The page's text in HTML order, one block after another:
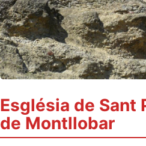
Església de Sant
de Montllobar